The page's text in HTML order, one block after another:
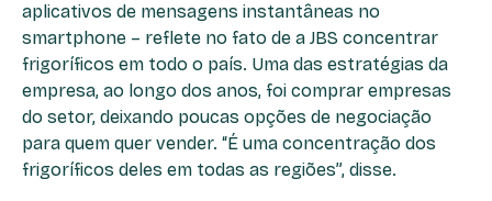
aplicativos de mensagens instantâneas no
smartphone – reflete no fato de a JBS concentrar
frigoríficos em todo o país. Uma das estratégias da
empresa, ao longo dos anos, foi comprar empresas
do setor, deixando poucas opções de negociação
para quem quer vender. “É uma concentração dos
frigoríficos deles em todas as regiões”, disse.